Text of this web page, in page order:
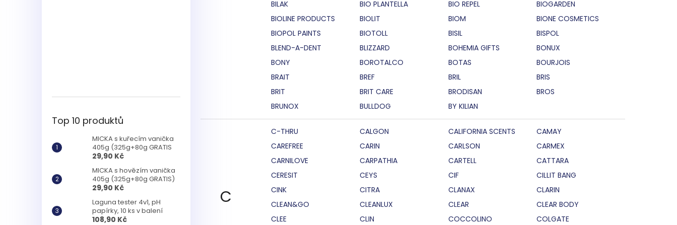
Top 10 produktů
MICKA s kuřecím vanička
405g (325g+80g GRATIS
29,90 Kč
MICKA s hovězím vanička
405g (325g+80g GRATIS)
29,90 Kč
Laguna tester 4v1, pH
papírky, 10 ks v balení
108,90 Kč
BILAK
BIO PLANTELLA BIO REPEL
BIOGARDEN
BIOLINE PRODUCTS
BIOLIT BIOM
BIONE COSMETICS
BIOPOL PAINTS
BIOTOLL BISIL
BISPOL
BLEND-A-DENT
BLIZZARD BOHEMIA GIFTS
BONUX
BONY
BOROTALCO BOTAS
BOURJOIS
BRAIT
BREF BRIL
BRIS
BRIT
BRIT CARE BRODISAN
BROS
BRUNOX
BULLDOG BY KILIAN
C
C-THRU CALGON CALIFORNIA SCENTS
CAMAY
CAREFREE
CARIN CARLSON
CARMEX
CARNILOVE
CARPATHIA CARTELL
CATTARA
CERESIT
CEYS CIF
CILLIT BANG
CINK
CITRA CLANAX
CLARIN
CLEAN&GO
CLEANLUX CLEAR
CLEAR BODY
CLEE
CLIN COCCOLINO
COLGATE